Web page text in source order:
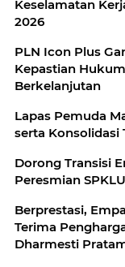
Keselamatan
2026
PLN Icon Plus
Kepastian
Berkelanjutan
Lapas Pemuda
serta Konsolidasi
Dorong Transisi
Peresmian
Berprestasi,
Terima
Dharmesti